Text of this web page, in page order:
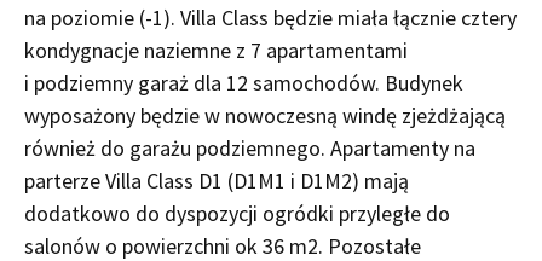
na poziomie (-1). Villa Class będzie miała łącznie cztery
kondygnacje naziemne z 7 apartamentami
i podziemny garaż dla 12 samochodów. Budynek
wyposażony będzie w nowoczesną windę zjeżdżającą
również do garażu podziemnego. Apartamenty na
parterze Villa Class D1 (D1M1 i D1M2) mają
dodatkowo do dyspozycji ogródki przyległe do
salonów o powierzchni ok 36 m2. Pozostałe